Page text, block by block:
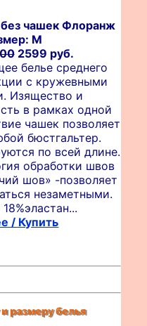
без чашек Флоранж
M
2599 руб.
белье среднего
с кружевными
Изящество и
в рамках одной
чашек позволяет
бюстгальтер.
по всей длине.
обработки швов
шов» -позволяет
незаметными.
/ Купить
размеру белья